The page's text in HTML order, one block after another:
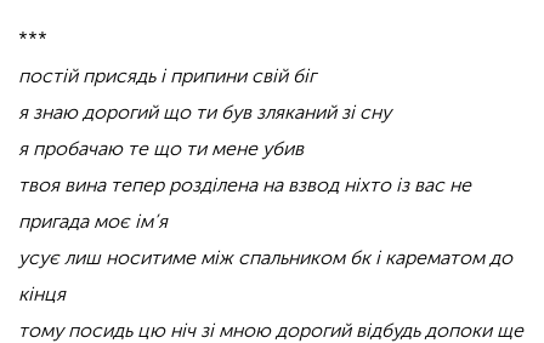
***
постій присядь і припини свій біг
я знаю дорогий що ти був зляканий зі сну
я пробачаю те що ти мене убив
твоя вина тепер розділена на взвод ніхто із вас не
пригада моє ім’я
усує лиш носитиме між спальником бк і карематом до
кінця
тому посидь цю ніч зі мною дорогий відбудь допоки ще